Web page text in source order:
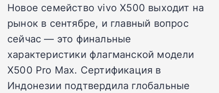
Новое семейство vivo X500 выходит на
рынок в сентябре, и главный вопрос
сейчас — это финальные
характеристики флагманской модели
X500 Pro Max. Сертификация в
Индонезии подтвердила глобальные